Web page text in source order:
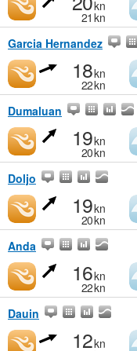
kn
21 kn
Garcia Hernandez
18kn
22kn
Dumaluan
19kn
20kn
Doljo
19kn
20kn
Anda
16kn
22kn
Dauin
12kn